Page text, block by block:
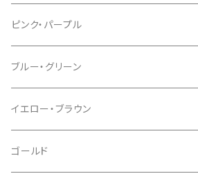
ピンク・パープル
ブルー・グリーン
イエロー・ブラウン
ゴールド